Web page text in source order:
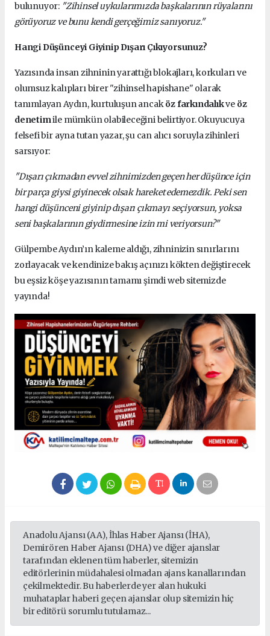
bulunuyor: "Zihinsel uykularımızda başkalarının rüyalarını
görüyoruz ve bunu kendi gerçeğimiz sanıyoruz."
Hangi Düşünceyi Giyinip Dışarı Çıkıyorsunuz?
Yazısında insan zihninin yarattığı blokajları, korkuları ve
olumsuz kalıpları birer "zihinsel hapishane" olarak
tanımlayan Aydın, kurtuluşun ancaköz farkındalıkve öz
denetimile mümkün olabileceğini belirtiyor. Okuyucuya
felsefi bir ayna tutan yazar, şu can alıcı soruyla zihinleri
sarsıyor:
"Dışarı çıkmadan evvel zihnimizden geçen her düşünce için
bir parça giysi giyinecek olsak hareket edemezdik. Peki sen
hangi düşünceni giyinip dışarı çıkmayı seçiyorsun, yoksa
seni başkalarının giydirmesine izin mi veriyorsun?"
Gülpembe Aydın’ın kaleme aldığı, zihninizin sınırlarını
zorlayacak ve kendinize bakış açınızı kökten değiştirecek
bu eşsiz köşe yazısının tamamı şimdi web sitemizde
yayında!
Anadolu Ajansı (AA), İhlas Haber Ajansı (İHA),
Demirören Haber Ajansı (DHA) ve diğer ajanslar
tarafından eklenen tüm haberler, sitemizin
editörlerinin müdahalesi olmadan ajans kanallarından
çekilmektedir. Bu haberlerde yer alan hukuki
muhataplar haberi geçen ajanslar olup sitemizin hiç
bir editörü sorumlu tutulamaz...